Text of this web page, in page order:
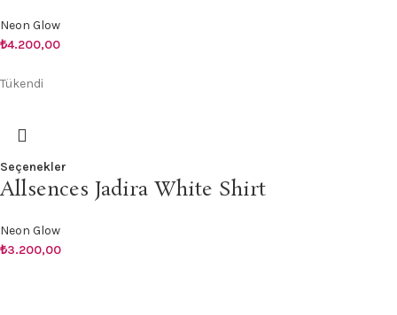
Neon Glow
₺4.200,00
Tükendi
Seçenekler
Allsences Jadira White Shirt
Neon Glow
₺3.200,00